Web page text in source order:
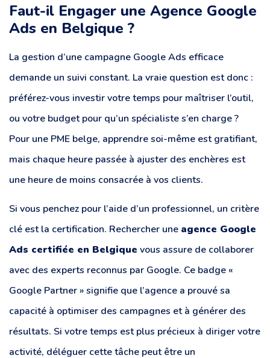
Faut-il Engager une Agence Google
Ads en Belgique ?
La gestion d’une campagne Google Ads efficace
demande un suivi constant. La vraie question est donc :
préférez-vous investir votre temps pour maîtriser l’outil,
ou votre budget pour qu’un spécialiste s’en charge ?
Pour une PME belge, apprendre soi-même est gratifiant,
mais chaque heure passée à ajuster des enchères est
une heure de moins consacrée à vos clients.
Si vous penchez pour l’aide d’un professionnel, un critère
clé est la certification. Rechercher une agence Google
Ads certifiée en Belgique vous assure de collaborer
avec des experts reconnus par Google. Ce badge «
Google Partner » signifie que l’agence a prouvé sa
capacité à optimiser des campagnes et à générer des
résultats. Si votre temps est plus précieux à diriger votre
activité, déléguer cette tâche peut être un